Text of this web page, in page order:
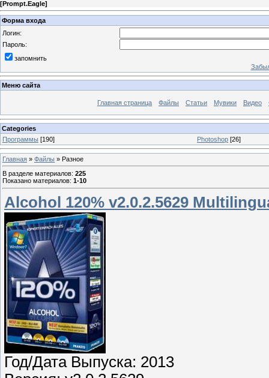
[Prompt.Eagle]
Форма входа
Логин:
Пароль:
запомнить
Меню сайта
Главная страница Файлы Статьи Мувики Видео
Categories
Программы [190] Photoshop [26]
Главная » Файлы » Разное
В разделе материалов: 225
Показано материалов: 1-10
Alcohol 120% v2.0.2.5629
Год/Дата Выпуска: 2013